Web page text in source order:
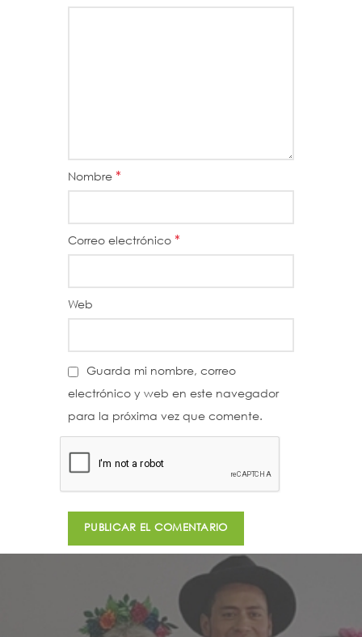
Nombre *
Correo electrónico *
Web
Guarda mi nombre, correo
electrónico y web en este navegador
para la próxima vez que comente.